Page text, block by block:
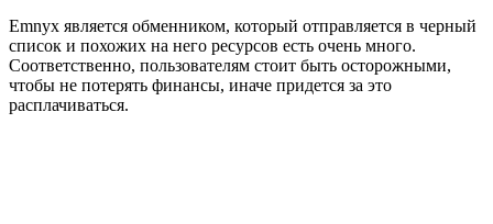
Emnyx является обменником, который отправляется в черный
список и похожих на него ресурсов есть очень много.
Соответственно, пользователям стоит быть осторожными,
чтобы не потерять финансы, иначе придется за это
расплачиваться.